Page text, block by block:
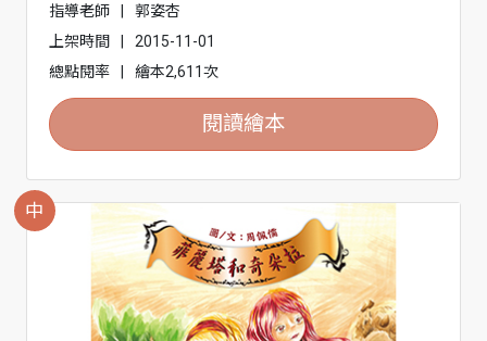
指導老師
郭姿杏
上架時間
2015-11-01
總點閱率
繪本2,611次
閱讀繪本
中